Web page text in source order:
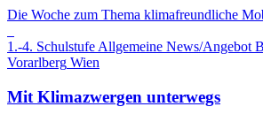
Die Woche zum Thema klimafreundliche
1.-4. Schulstufe Allgemeine News/Angebot
Vorarlberg Wien
Mit Klimazwergen unterwegs